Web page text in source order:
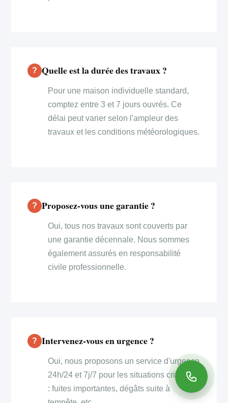
Quelle est la durée des travaux ?
Pour une maison individuelle standard,
comptez entre 3 et 7 jours ouvrés. Ce
délai peut varier selon l'ampleur des
travaux et les conditions météorologiques.
Proposez-vous une garantie ?
Oui, tous nos travaux sont couverts par
une garantie décennale. Nous sommes
également assurés en responsabilité
civile professionnelle.
Intervenez-vous en urgence ?
Oui, nous proposons un service d'urgence
24h/24 et 7j/7 pour les situations critiques
: fuites importantes, dégâts suite à